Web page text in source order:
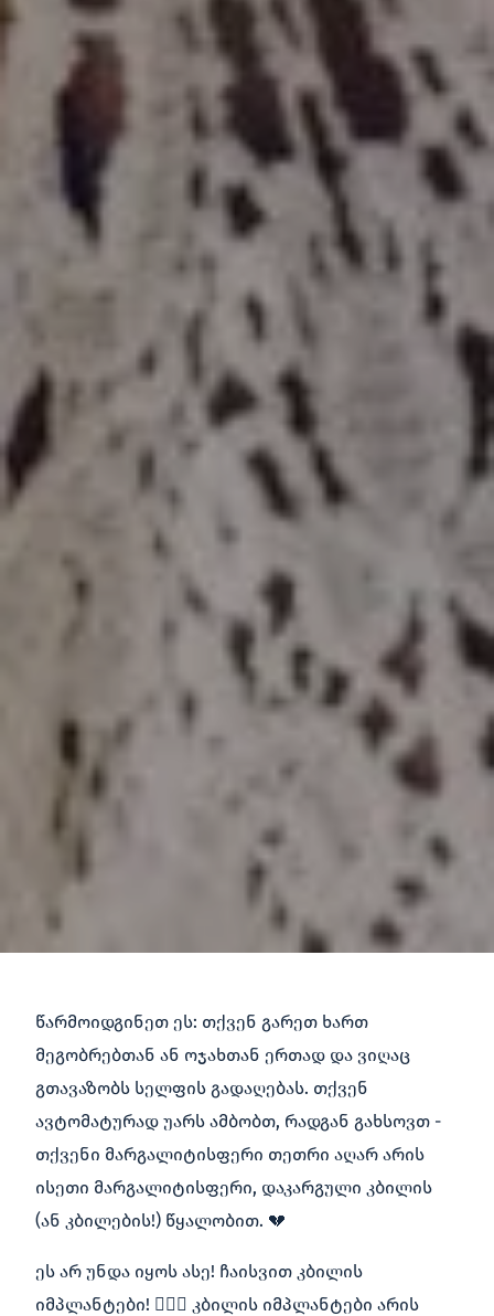
წარმოიდგინეთ ეს: თქვენ გარეთ ხართ
მეგობრებთან ან ოჯახთან ერთად და ვიღაც
გთავაზობს სელფის გადაღებას. თქვენ
ავტომატურად უარს ამბობთ, რადგან გახსოვთ -
თქვენი მარგალიტისფერი თეთრი აღარ არის
ისეთი მარგალიტისფერი, დაკარგული კბილის
(ან კბილების!) წყალობით. 💔
ეს არ უნდა იყოს ასე! ჩაისვით კბილის
იმპლანტები! 👩‍⚕️✨ კბილის იმპლანტები არის